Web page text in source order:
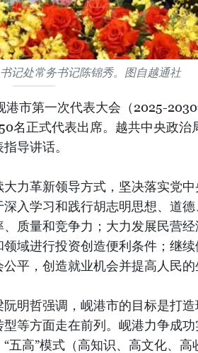
记处常务书记陈锦秀。图自越通社
市第一次代表大会（2025-
名正式代表出席。越共中央政治
导讲话。
力革新领导方式，坚决落实党
入学习和践行胡志明思想、道
质量和竞争力；大力发展民营经
域进行投资创造便利条件；继
平，创造就业机会并提高人民的
明哲强调，岘港市的目标是打
等方面走在前列。岘港力争成
五高”模式（高知识、高文化、高